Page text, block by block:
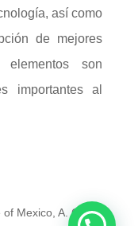
así como
de mejores
elementos son
importantes al
Mexico, A. C. |